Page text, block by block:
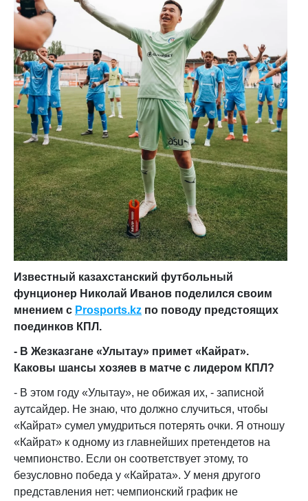
Известный казахстанский футбольный
фунционер Николай Иванов поделился своим
мнением с Prosports.kz по поводу предстоящих
поединков КПЛ.
- В Жезказгане «Улытау» примет «Кайрат».
Каковы шансы хозяев в матче с лидером КПЛ?
- В этом году «Улытау», не обижая их, - записной
аутсайдер. Не знаю, что должно случиться, чтобы
«Кайрат» сумел умудриться потерять очки. Я отношу
«Кайрат» к одному из главнейших претендетов на
чемпионство. Если он соответствует этому, то
безусловно победа у «Кайрата». У меня другого
представления нет: чемпионский график не